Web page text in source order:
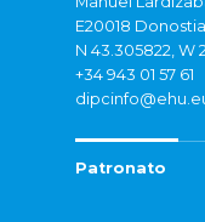
E20018
N 43.305822, W
+34 943 01 57 61
Patronato